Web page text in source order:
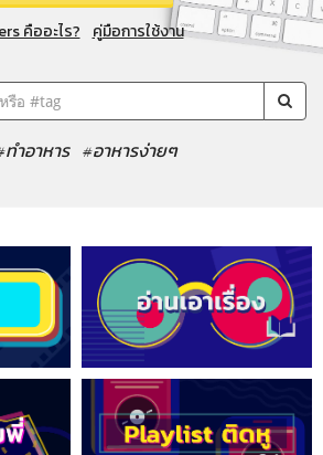
คืออะไร? คู่มือการใช้งาน
ทำอาหาร #อาหารง่ายๆ